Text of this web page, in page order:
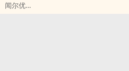
闻尔优